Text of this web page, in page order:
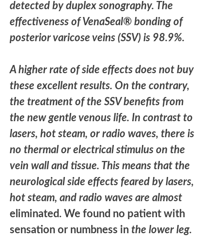
detected by duplex sonography. The
effectiveness of VenaSeal® bonding of
posterior varicose veins (SSV) is 98.9%.
A higher rate of side effects does not buy
these excellent results. On the contrary,
the treatment of the SSV benefits from
the new gentle venous life. In contrast to
lasers, hot steam, or radio waves, there is
no thermal or electrical stimulus on the
vein wall and tissue. This means that the
neurological side effects feared by lasers,
hot steam, and radio waves are almost
eliminated. We found no patient with
sensation or numbness in the lower leg.